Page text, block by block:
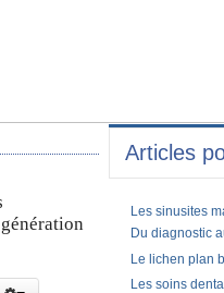
Articles
Les sinusites
Du diagnostic
Le lichen plan
Les soins